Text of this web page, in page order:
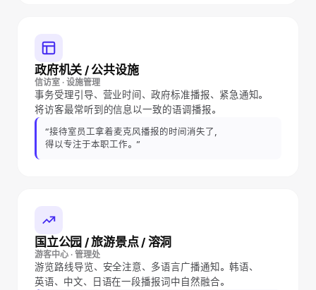
政府机关 / 公共设施
信访室 · 设施管理
事务受理引导、营业时间、政府标准播报、紧急通知。
将访客最常听到的信息以一致的语调播报。
“接待室员工拿着麦克风播报的时间消失了，
得以专注于本职工作。”
国立公园 / 旅游景点 / 溶洞
游客中心 · 管理处
游览路线导览、安全注意、多语言广播通知。韩语、
英语、中文、日语在一段播报词中自然融合。